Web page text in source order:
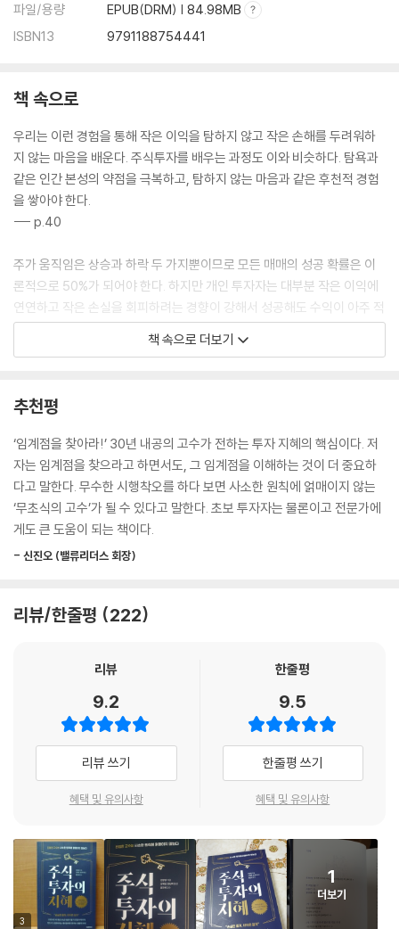
파일/용량
EPUB(DRM) | 84.98MB
ISBN13
9791188754441
책 속으로
우리는 이런 경험을 통해 작은 이익을 탐하지 않고 작은 손해를 두려워하
지 않는 마음을 배운다. 주식투자를 배우는 과정도 이와 비슷하다. 탐욕과
같은 인간 본성의 약점을 극복하고, 탐하지 않는 마음과 같은 후천적 경험
을 쌓아야 한다.
--- p.40
주가 움직임은 상승과 하락 두 가지뿐이므로 모든 매매의 성공 확률은 이
론적으로 50%가 되어야 한다. 하지만 개인 투자자는 대부분 작은 이익에
연연하고 작은 손실을 회피하려는 경향이 강해서 성공해도 수익이 아주 적
고 실패하면 손실이 아주 크다. 그래서 최종 승률이 50%를 훨씬 밑돌게 된
기술적 분석은 월스트리트에서 이미 체계적인 분석법으로 인정받아 500
~600쪽 분량으로 내용을 자세히 소개하는 책도 많다. 하지만 내가 직접
경험해보니 이들 책에서 말하는 내용 중에는 현실과 동떨어진 의미 없는
쟁점과 분석을 위한 분석이 너무 많았다. 여기에서 나는 실제 투자 경험을
통해 유용하다고 확인한 핵심 내용만 소개하겠다. 단순화한 그래프에 최대
한 간단한 설명을 덧붙였을 뿐이지만 주가 움직임이 정상인지를 판단하는
고 있다.
독서는 얇은 것에서 두꺼운 것으로, 두꺼운 것에서 다시 얇은 것으로 가는
전체 학습 과정 중 마지막 얇음에 해당한다. 중간의 두꺼움을 건너뛰고 첫
번째 얇음에서 마지막 얇음으로 바로 가고 싶겠지만 그럴 수는 없다. (…)
이 두꺼움 단계를 무시하고 건너뛸 수는 없다.
보는 사람마다 주식으로 돈을 벌었다고 말한다면 전체 시장의 상승세가 이
미 정점을 찍었을 가능성이 크다. 이미 많은 사람이 주식투자에 자금을 투
가가 계속 하락하면서 공황에 빠진 투자자의 투매 행렬이 이어졌다면 주가
가 거의 바닥을 쳤다고 볼 수 있다.
--- p.116
책 속으로 더보기
추천평
‘임계점을 찾아라!’ 30년 내공의 고수가 전하는 투자 지혜의 핵심이다. 저
자는 임계점을 찾으라고 하면서도, 그 임계점을 이해하는 것이 더 중요하
다고 말한다. 무수한 시행착오를 하다 보면 사소한 원칙에 얽매이지 않는
‘무초식의 고수’가 될 수 있다고 말한다. 초보 투자자는 물론이고 전문가에
게도 큰 도움이 되는 책이다.
- 신진오 (밸류리더스 회장)
리뷰/한줄평 222
리뷰
9.2
리뷰 쓰기
혜택 및 유의사항
한줄평
9.5
한줄평 쓰기
혜택 및 유의사항
3
1
더보기